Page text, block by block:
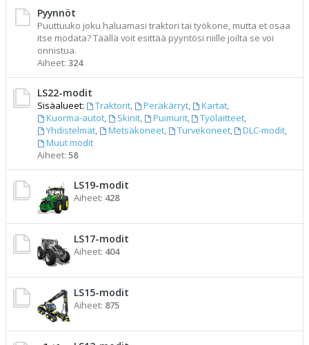
Pyynnöt
Puuttuuko joku haluamasi traktori tai työkone, mutta et osaa
itse modata? Täällä voit esittää pyyntösi niille joilta se voi
onnistua.
Aiheet: 324
LS22-modit
Sisäalueet: Traktorit, Peräkärryt, Kartat,
Kuorma-autot, Skinit, Puimurit, Työlaitteet,
Yhdistelmät, Metsäkoneet, Turvekoneet, DLC-modit,
Muut modit
Aiheet: 58
LS19-modit
Aiheet: 428
LS17-modit
Aiheet: 404
LS15-modit
Aiheet: 875